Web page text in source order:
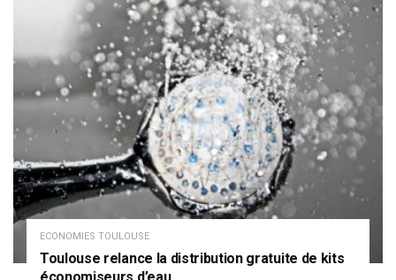
ECONOMIES TOULOUSE
Toulouse relance la distribution gratuite de kits